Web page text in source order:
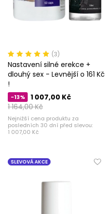
(3)
Nastavení silné erekce +
dlouhý sex - Levnější o 161 Kč
!
-13%
1 164,00 Kč
1 007,00 Kč
Nejnižší cena produktu za
posledních 30 dní před slevou:
1 007,00 Kč
SLEVOVÁ AKCE